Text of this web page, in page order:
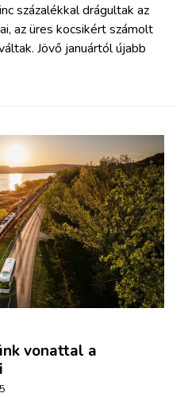
százalékkal drágultak az
az üres kocsikért számolt
Jövő januártól újabb
vonattal a